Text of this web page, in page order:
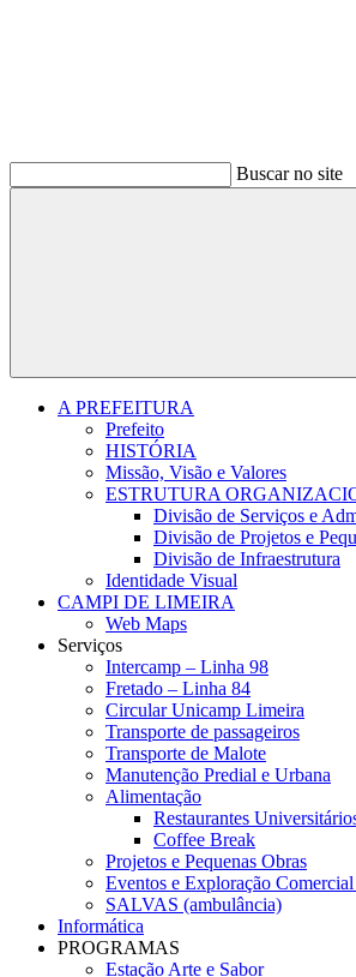
Buscar no site
Buscar
A PREFEITURA
Prefeito
HISTÓRIA
Missão, Visão e Valores
ESTRUTURA
Divisão de Serviços e
Divisão de Projetos e
Divisão de Infraestrutura
Identidade Visual
CAMPI DE LIMEIRA
Web Maps
Serviços
Intercamp – Linha 98
Fretado – Linha 84
Circular Unicamp Limeira
Transporte de passageiros
Transporte de Malote
Manutenção Predial e Urbana
Alimentação
Restaurantes
Coffee Break
Projetos e Pequenas Obras
Eventos e Exploração
SALVAS (ambulância)
Informática
PROGRAMAS
Estação Arte e Sabor